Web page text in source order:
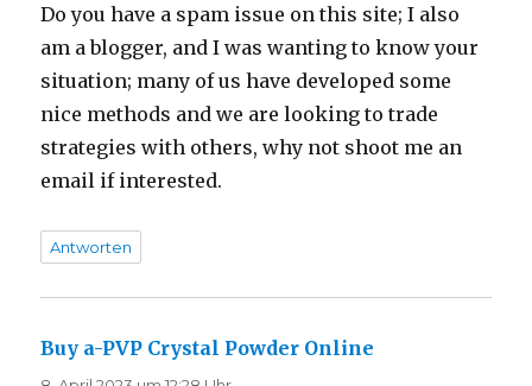
Do you have a spam issue on this site; I also
am a blogger, and I was wanting to know your
situation; many of us have developed some
nice methods and we are looking to trade
strategies with others, why not shoot me an
email if interested.
Antworten
Buy a-PVP Crystal Powder Online